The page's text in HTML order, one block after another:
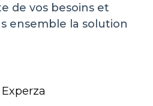
de vos besoins et
ensemble la solution